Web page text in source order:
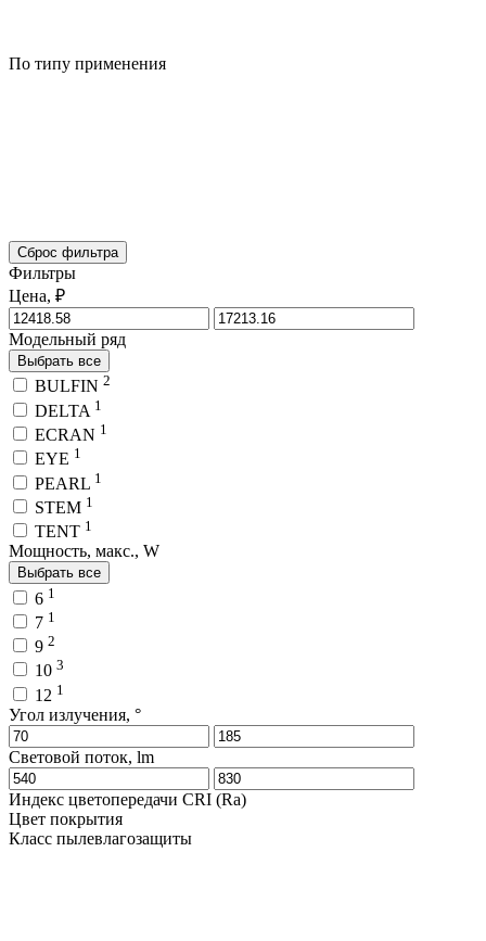
По типу применения
Сброс фильтра
Фильтры
Цена, ₽
Модельный ряд
Выбрать все
BULFIN 2
DELTA 1
ECRAN 1
EYE 1
PEARL 1
STEM 1
TENT 1
Мощность, макс., W
Выбрать все
6 1
7 1
9 2
10 3
12 1
Угол излучения, °
Световой поток, lm
Индекс цветопередачи CRI (Ra)
Цвет покрытия
Класс пылевлагозащиты